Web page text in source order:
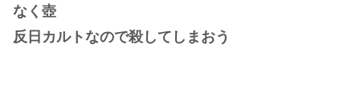
なく壺
反日カルトなので殺してしまおう